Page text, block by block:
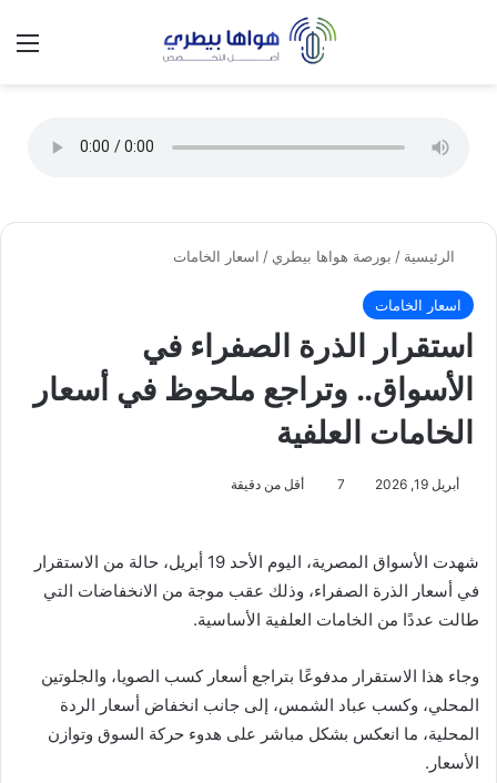
الوضع
الرئيسية / بورصة هواها بيطري / اسعار الخامات
اسعار الخامات
استقرار الذرة الصفراء في
الأسواق.. وتراجع ملحوظ في أسعار
الخامات العلفية
أبريل 19, 2026 7 أقل من دقيقة
شهدت الأسواق المصرية، اليوم الأحد 19 أبريل، حالة من الاستقرار
في أسعار الذرة الصفراء، وذلك عقب موجة من الانخفاضات التي
طالت عددًا من الخامات العلفية الأساسية.
وجاء هذا الاستقرار مدفوعًا بتراجع أسعار كسب الصويا، والجلوتين
المحلي، وكسب عباد الشمس، إلى جانب انخفاض أسعار الردة
المحلية، ما انعكس بشكل مباشر على هدوء حركة السوق وتوازن
الأسعار.